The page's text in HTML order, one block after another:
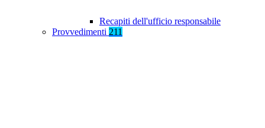
Recapiti dell'ufficio responsabile
Provvedimenti 211